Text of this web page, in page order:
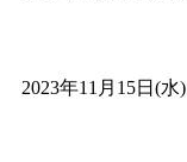
2023年11月15日(水)